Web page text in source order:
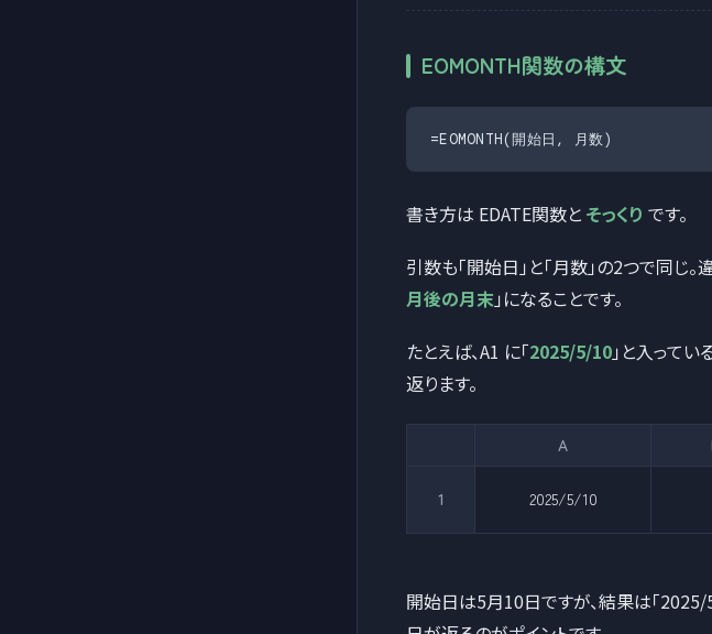
EOMONTH関数の構文
=EOMONTH(開始日, 月数)
書き方は EDATE関数と そっくり です。
引数も「開始日」と「月数」の2つで同じ。
月後の月末 」になることです。
たとえば、A1 に「2025/5/10」と入ってい
返ります。
A
1 2025/5/10
開始日は5月10日ですが、結果は「